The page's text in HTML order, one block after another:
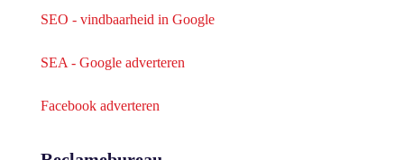
SEO - vindbaarheid in Google
SEA - Google adverteren
Facebook adverteren